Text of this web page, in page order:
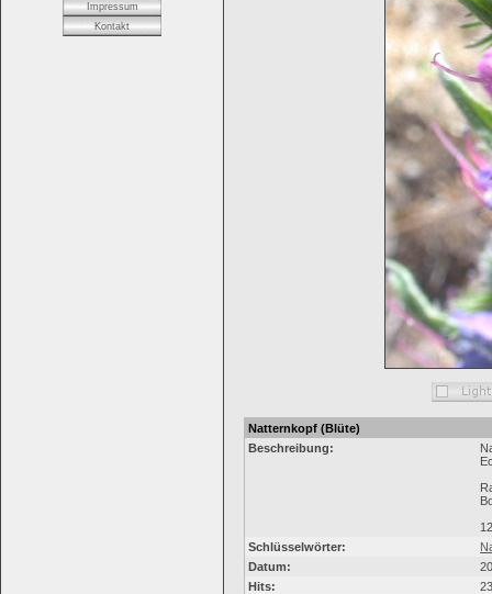
Impressum
Kontakt
Natternkopf (Blüte)
Beschreibung:
Schlüsselwörter:
Datum:
Hits: